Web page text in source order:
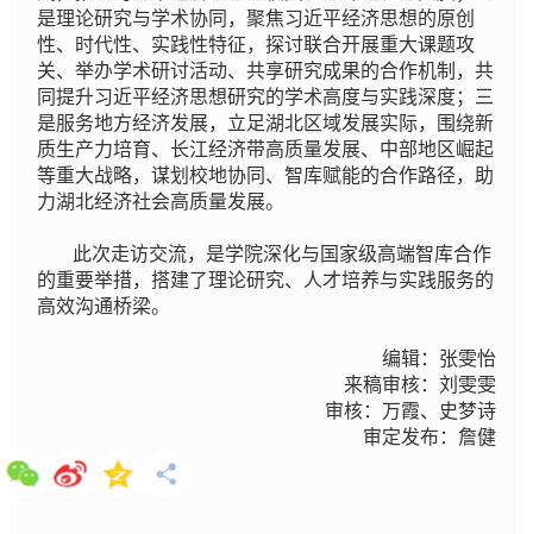
是理论研究与学术协同，聚焦习近平经济思想的原创
性、时代性、实践性特征，探讨联合开展重大课题攻
关、举办学术研讨活动、共享研究成果的合作机制，共
同提升习近平经济思想研究的学术高度与实践深度；三
是服务地方经济发展，立足湖北区域发展实际，围绕新
质生产力培育、长江经济带高质量发展、中部地区崛起
等重大战略，谋划校地协同、智库赋能的合作路径，助
力湖北经济社会高质量发展。
此次走访交流，是学院深化与国家级高端智库合作
的重要举措，搭建了理论研究、人才培养与实践服务的
高效沟通桥梁。
编辑：张雯怡
来稿审核：刘雯雯
审核：万霞、史梦诗
审定发布：詹健